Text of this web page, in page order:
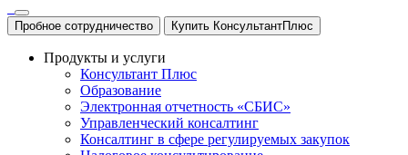
Пробное сотрудничество Купить КонсультантПлюс
Продукты и услуги
Консультант Плюс
Образование
Электронная отчетность «СБИС»
Управленческий консалтинг
Консалтинг в сфере регулируемых закупок